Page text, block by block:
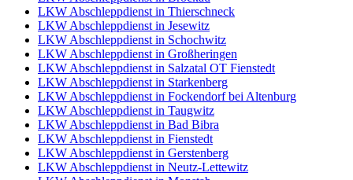
LKW Abschleppdienst in Thierschneck
LKW Abschleppdienst in Jesewitz
LKW Abschleppdienst in Schochwitz
LKW Abschleppdienst in Großheringen
LKW Abschleppdienst in Salzatal OT Fienstedt
LKW Abschleppdienst in Starkenberg
LKW Abschleppdienst in Fockendorf bei Altenburg
LKW Abschleppdienst in Taugwitz
LKW Abschleppdienst in Bad Bibra
LKW Abschleppdienst in Fienstedt
LKW Abschleppdienst in Gerstenberg
LKW Abschleppdienst in Neutz-Lettewitz